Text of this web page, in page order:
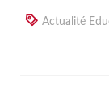
Actualité